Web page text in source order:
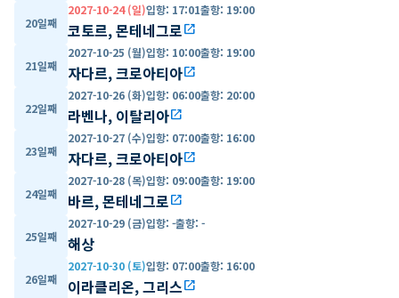
20일째
2027-10-24 (일)입항: 17:01출항: 19:00
코토르, 몬테네그로open_in_new
21일째
2027-10-25 (월)입항: 10:00출항: 19:00
자다르, 크로아티아open_in_new
22일째
2027-10-26 (화)입항: 06:00출항: 20:00
라벤나, 이탈리아open_in_new
23일째
2027-10-27 (수)입항: 07:00출항: 16:00
자다르, 크로아티아open_in_new
24일째
2027-10-28 (목)입항: 09:00출항: 19:00
바르, 몬테네그로open_in_new
25일째
2027-10-29 (금)입항: -출항: -
해상
26일째
2027-10-30 (토)입항: 07:00출항: 16:00
이라클리온, 그리스open_in_new